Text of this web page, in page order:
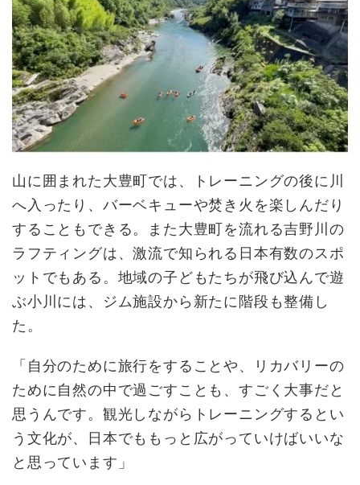
山に囲まれた大豊町では、トレーニングの後に川
へ入ったり、バーベキューや焚き火を楽しんだり
することもできる。また大豊町を流れる吉野川の
ラフティングは、激流で知られる日本有数のスポ
ットでもある。地域の子どもたちが飛び込んで遊
ぶ小川には、ジム施設から新たに階段も整備し
た。
「自分のために旅行をすることや、リカバリーの
ために自然の中で過ごすことも、すごく大事だと
思うんです。観光しながらトレーニングするとい
う文化が、日本でももっと広がっていけばいいな
と思っています」